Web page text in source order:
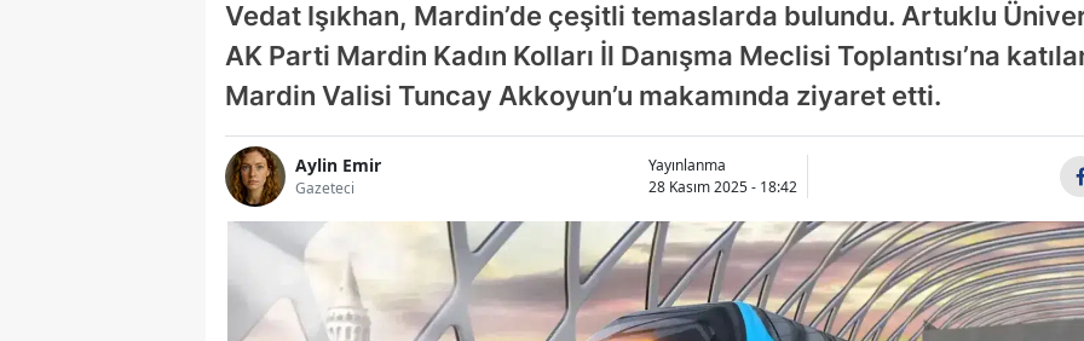
Vedat Işıkhan, Mardin’de çeşitli temaslarda bulundu. Artuklu
AK Parti Mardin Kadın Kolları İl Danışma Meclisi Toplantısı’na
Mardin Valisi Tuncay Akkoyun’u makamında ziyaret etti.
Aylin Emir
Gazeteci
Yayınlanma
28 Kasım 2025 - 18:42